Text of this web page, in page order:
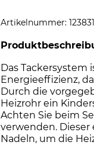
Artikelnummer:
Das Tackersystem
Energieeffizienz,
Durch die
Heizrohr ein
Achten Sie beim
verwenden.
Nadeln, um die